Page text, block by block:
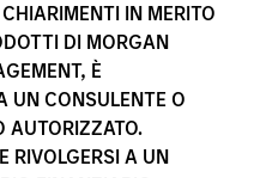
IN MERITO
DI MORGAN
È
UN CONSULENTE O
AUTORIZZATO.
RIVOLGERSI A UN
Morgan
nel settore